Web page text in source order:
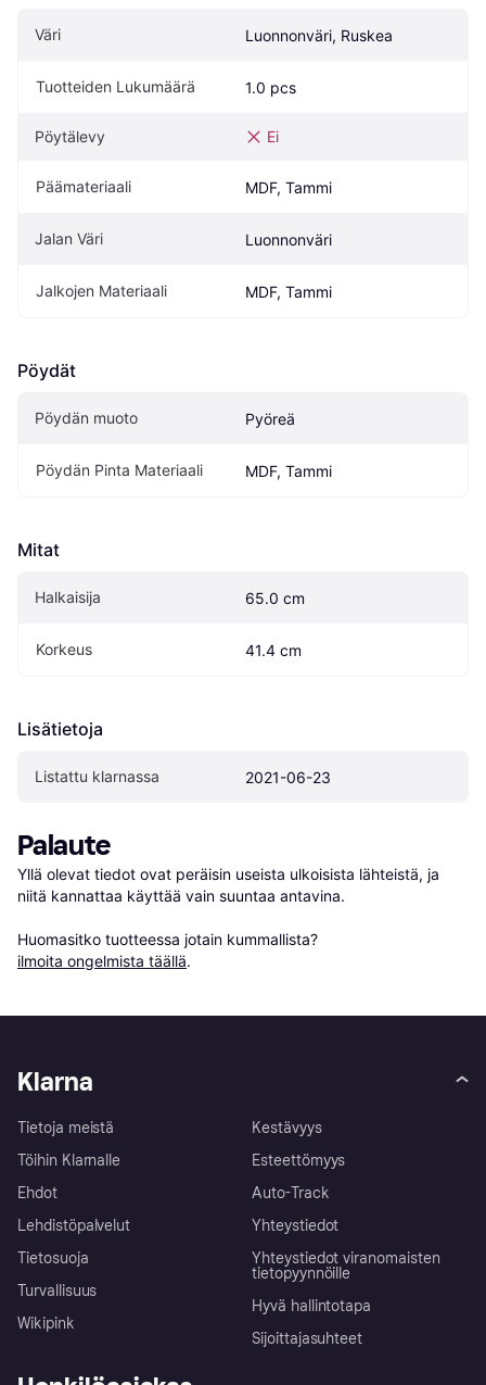
Väri Luonnonväri, Ruskea
Tuotteiden Lukumäärä 1.0 pcs
Pöytälevy Ei
Päämateriaali MDF, Tammi
Jalan Väri Luonnonväri
Jalkojen Materiaali MDF, Tammi
Pöydät
Pöydän muoto Pyöreä
Pöydän Pinta Materiaali MDF, Tammi
Mitat
Halkaisija 65.0 cm
Korkeus 41.4 cm
Lisätietoja
Listattu klarnassa 2021-06-23
Palaute
Yllä olevat tiedot ovat peräisin useista ulkoisista lähteistä, ja
niitä kannattaa käyttää vain suuntaa antavina.
Huomasitko tuotteessa jotain kummallista?
ilmoita ongelmista täällä.
Klarna
Tietoja meistä
Töihin Klarnalle
Ehdot
Lehdistöpalvelut
Tietosuoja
Turvallisuus
Wikipink
Kestävyys
Esteettömyys
Auto-Track
Yhteystiedot
Yhteystiedot viranomaisten
tietopyynnöille
Hyvä hallintotapa
Sijoittajasuhteet